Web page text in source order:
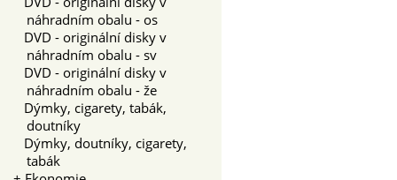
náhradním obalu - os
DVD - originální disky v
náhradním obalu - sv
DVD - originální disky v
náhradním obalu - že
Dýmky, cigarety, tabák,
doutníky
Dýmky, doutníky, cigarety,
tabák